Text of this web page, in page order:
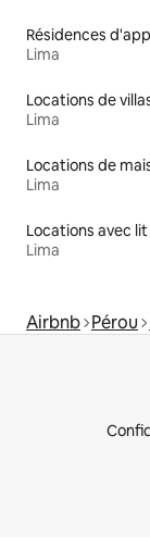
Lima
Locations de
Lima
Locations de
Lima
Lima
Airbnb Pérou